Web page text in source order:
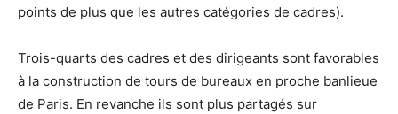
points de plus que les autres catégories de cadres).
Trois-quarts des cadres et des dirigeants sont favorables
à la construction de tours de bureaux en proche banlieue
de Paris. En revanche ils sont plus partagés sur